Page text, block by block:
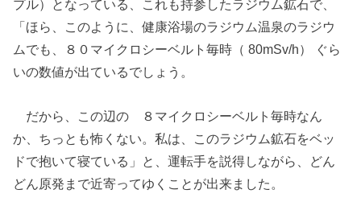
プル）となっている、これも持参したラジウム鉱石で、
「ほら、このように、健康浴場のラジウム温泉のラジウ
ムでも、８０マイクロシーベルト毎時（ 80mSv/h） ぐら
いの数値が出ているでしょう。
だから、この辺の ８マイクロシーベルト毎時なん
か、ちっとも怖くない。私は、このラジウム鉱石をベッ
ドで抱いて寝ている」と、運転手を説得しながら、どん
どん原発まで近寄ってゆくことが出来ました。